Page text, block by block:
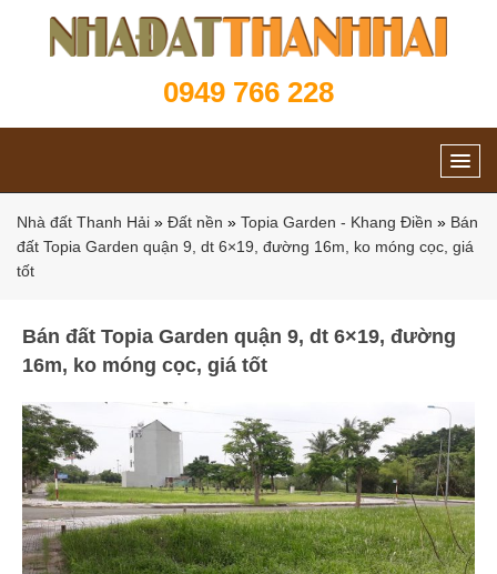
0949 766 228
Nhà đất Thanh Hải » Đất nền » Topia Garden - Khang Điền » Bán
đất Topia Garden quận 9, dt 6×19, đường 16m, ko móng cọc, giá
tốt
Bán đất Topia Garden quận 9, dt 6×19, đường
16m, ko móng cọc, giá tốt